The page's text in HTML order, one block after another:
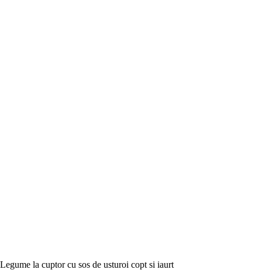
Legume la cuptor cu sos de usturoi copt si iaurt